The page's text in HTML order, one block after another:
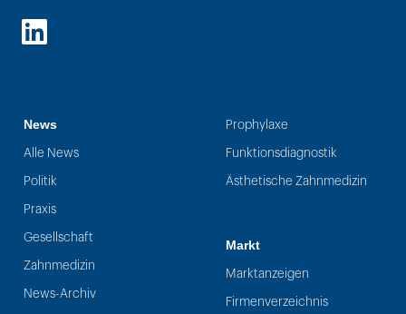
LinkedIn
News
Alle News
Politik
Praxis
Gesellschaft
Zahnmedizin
News-Archiv
Prophylaxe
Funktionsdiagnostik
Ästhetische Zahnmedizin
Markt
Marktanzeigen
Firmenverzeichnis